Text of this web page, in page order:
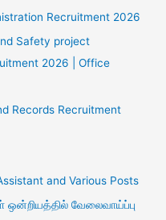
Recruitment 2026
Safety project
2026 | Office
Records Recruitment
and Various Posts
ஒன்றியத்தில் வேலைவாய்ப்பு